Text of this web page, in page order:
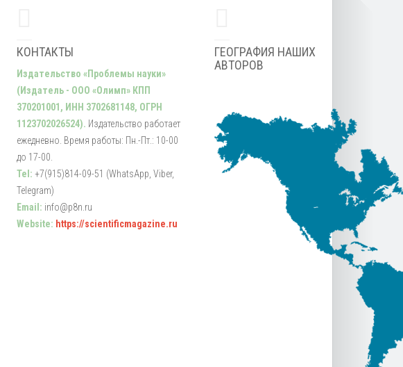
КОНТАКТЫ
Издательство «Проблемы науки»
(Издатель - ООО «Олимп» КПП
370201001, ИНН 3702681148, ОГРН
1123702026524). Издательство работает
ежедневно. Время работы: Пн.-Пт.: 10-00
до 17-00.
Tel: +7(915)814-09-51 (WhatsApp, Viber,
Telegram)
Email: info@p8n.ru
Website: https://scientificmagazine.ru
ГЕОГРАФИЯ НАШИХ
АВТОРОВ